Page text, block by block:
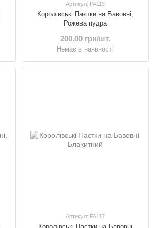
Артикул: PA113
Королівські Паєтки на Бавовні,
Рожева пудра
200.00 грн/шт.
Немає в наявності
Артикул: PA117